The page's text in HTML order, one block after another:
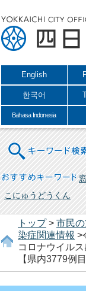
English
한국어
Bahasa Indonesia
キーワード検索
おすすめキーワード
こにゅうどうくん
トップ> 市民
染症関連情報 >
コロナウイル
【県内3779例目